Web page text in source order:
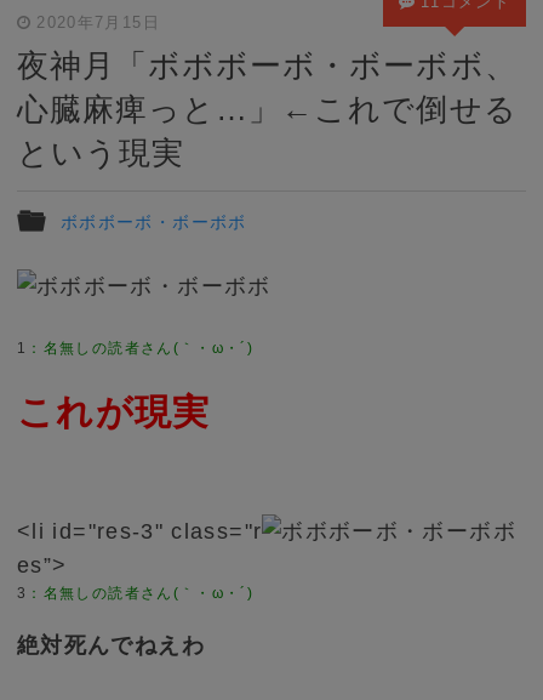
2020年7月15日
夜神月「ボボボーボ・ボーボボ、
心臓麻痺っと…」←これで倒せる
という現実
ボボボーボ・ボーボボ
1
これが現実
<li id="res-3" class="r
es”>
3
絶対死んでねえわ